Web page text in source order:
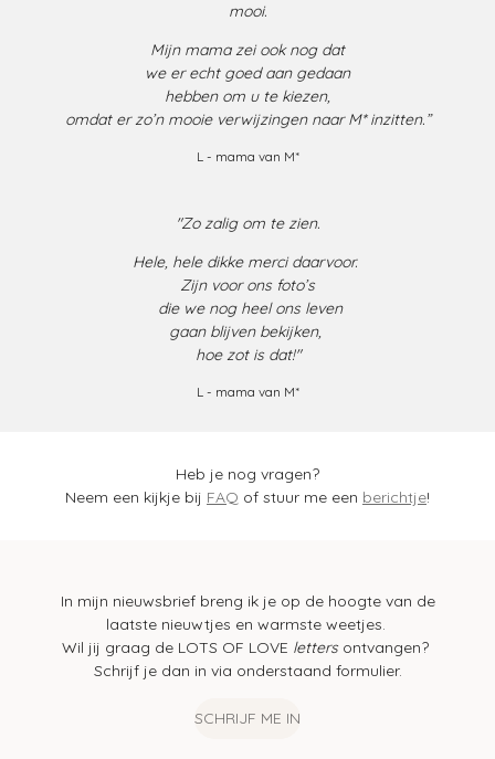
mooi.
Mijn mama zei ook nog dat
we er echt goed aan gedaan
hebben om u te kiezen,
omdat er zo’n mooie verwijzingen naar M* inzitten.”
L - mama van M*
"Zo zalig om te zien.
Hele, hele dikke merci daarvoor.
Zijn voor ons foto’s
die we nog heel ons leven
gaan blijven bekijken,
hoe zot is dat!"
L - mama van M*
Heb je nog vragen?
Neem een kijkje bij FAQ of stuur me een berichtje!
In mijn nieuwsbrief breng ik je op de hoogte van de
laatste nieuwtjes en warmste weetjes.
Wil jij graag de LOTS OF LOVE lettersontvangen?
Schrijf je dan in via onderstaand formulier.
SCHRIJF ME IN